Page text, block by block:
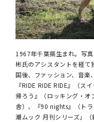
1967年千葉県生まれ。写
彬氏のアシスタントを経
国後、ファッション、音楽
『RIDE RIDE RIDE』（ス
帰ろう』（ロッキング・
舎）、『90 nights』（ト
潮ムック 月刊シリーズ」